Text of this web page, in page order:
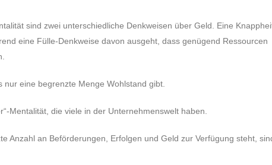
sind zwei unterschiedliche Denkweisen über Geld. Eine
eine Fülle-Denkweise davon ausgeht, dass genügend Ressourcen
eine begrenzte Menge Wohlstand gibt.
Mentalität, die viele in der Unternehmenswelt haben.
Anzahl an Beförderungen, Erfolgen und Geld zur Verfügung steht,